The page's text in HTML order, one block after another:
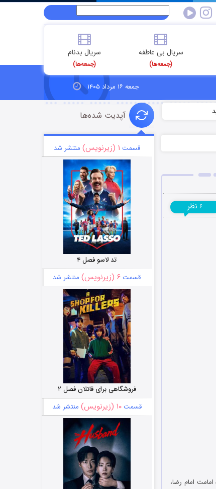
سریال بی عاطفه
(جمعه‌ها)
سریال بدنام
(جمعه‌ها)
جمعه ۱۶ مرداد ۱۴۰۵
۶ نظر
امامت امام رضا،
آپدیت شده‌ها
قسمت ۱ (زیرنویس) منتشر شد
تد لاسو فصل ۴
قسمت ۶ (زیرنویس) منتشر شد
فروشگاهی برای قاتلان فصل ۲
قسمت۱۰ (زیرنویس) منتشر شد